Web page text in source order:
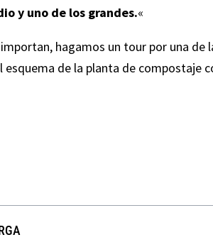
y uno de los grandes.«
hagamos un tour por una
esquema de la planta de compostaje